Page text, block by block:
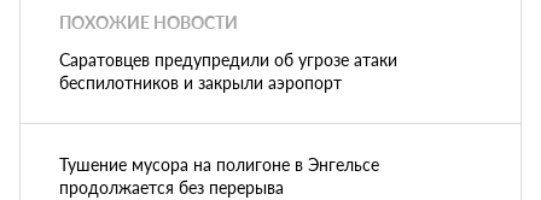
ПОХОЖИЕ НОВОСТИ
Саратовцев предупредили об угрозе атаки
беспилотников и закрыли аэропорт
Тушение мусора на полигоне в Энгельсе
продолжается без перерыва